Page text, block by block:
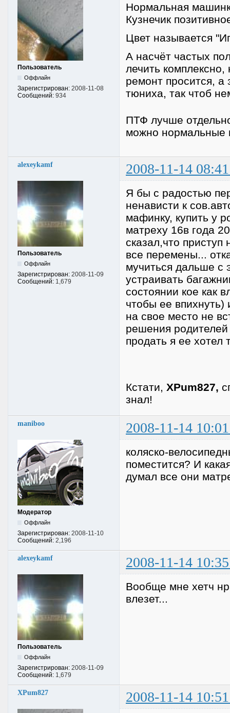
Пользователь
Оффлайн
Зарегистрирован: 2008-11-08
Сообщений: 934
Нормальная
Кузнечик
Цвет называется
А насчёт частых
лечить
ремонт просится, а
тюниха, так чтоб
ПТФ лучше
можно нормальные
alexeykamf 2008-11-14
Пользователь
Оффлайн
Зарегистрирован: 2008-11-09
Сообщений: 1,679
Я бы с радостью
ненависти к
мафинку, купить у
матреху 16в года
сказал,что
все перемены...
мучиться дальше с
устраивать
состоянии кое как
чтобы ее впихнуть)
на свое место не
решения
продать я ее хотел
Кстати, XPum827,
знал!
maniboo 2008-11-14
Модератор
Оффлайн
Зарегистрирован: 2008-11-10
Сообщений: 2,196
коляско-
поместится? И
думал все они
alexeykamf 2008-11-14
Пользователь
Оффлайн
Зарегистрирован: 2008-11-09
Сообщений: 1,679
Вообще мне хетч
влезет...
XPum827 2008-11-14